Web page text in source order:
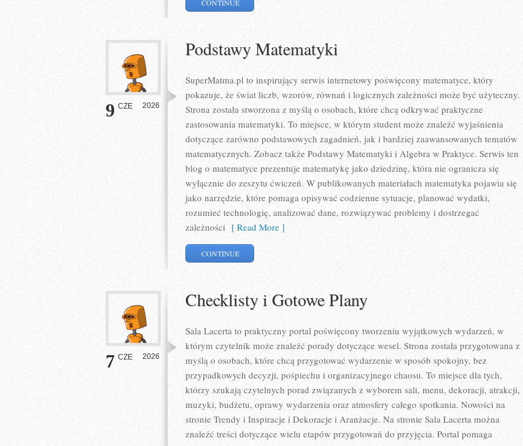
CONTINUE
9 CZE 2026
Podstawy Matematyki
SuperMatma.pl to inspirujący serwis internetowy poświęcony matematyce, który
pokazuje, że świat liczb, wzorów, równań i logicznych zależności może być użyteczny.
Strona została stworzona z myślą o osobach, które chcą odkrywać praktyczne
zastosowania matematyki. To miejsce, w którym student może znaleźć wyjaśnienia
dotyczące zarówno podstawowych zagadnień, jak i bardziej zaawansowanych tematów
matematycznych. Zobacz także Podstawy Matematyki i Algebra w Praktyce. Serwis ten
blog o matematyce prezentuje matematykę jako dziedzinę, która nie ogranicza się
wyłącznie do zeszytu ćwiczeń. W publikowanych materiałach matematyka pojawia się
jako narzędzie, które pomaga opisywać codzienne sytuacje, planować wydatki,
rozumieć technologię, analizować dane, rozwiązywać problemy i dostrzegać
zależności [ Read More ]
CONTINUE
7 CZE 2026
Checklisty i Gotowe Plany
Sala Lacerta to praktyczny portal poświęcony tworzeniu wyjątkowych wydarzeń, w
którym czytelnik może znaleźć porady dotyczące wesel. Strona została przygotowana z
myślą o osobach, które chcą przygotować wydarzenie w sposób spokojny, bez
przypadkowych decyzji, pośpiechu i organizacyjnego chaosu. To miejsce dla tych,
którzy szukają czytelnych porad związanych z wyborem sali, menu, dekoracji, atrakcji,
muzyki, budżetu, oprawy wydarzenia oraz atmosfery całego spotkania. Nowości na
stronie Trendy i Inspiracje i Dekoracje i Aranżacje. Na stronie Sala Lacerta można
znaleźć treści dotyczące wielu etapów przygotowań do przyjęcia. Portal pomaga